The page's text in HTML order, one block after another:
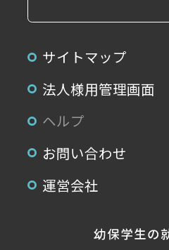
サイトマップ
法人様用管理画面
ヘルプ
お問い合わせ
運営会社